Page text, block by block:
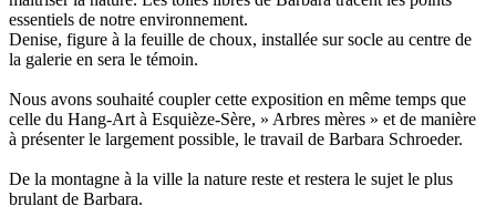
essentiels de notre environnement.
Denise, figure à la feuille de choux, installée sur socle au centre de
la galerie en sera le témoin.
Nous avons souhaité coupler cette exposition en même temps que
celle du Hang-Art à Esquièze-Sère, » Arbres mères » et de manière
à présenter le largement possible, le travail de Barbara Schroeder.
De la montagne à la ville la nature reste et restera le sujet le plus
brulant de Barbara.